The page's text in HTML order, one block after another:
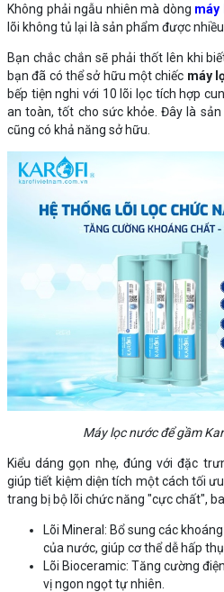
Không phải ngẫu nhiên mà dòng máy
lõi không tủ lại là sản phẩm được
Bạn chắc chắn sẽ phải thốt lên khi
bạn đã có thể sở hữu một chiếc máy
bếp tiện nghi với 10 lõi lọc tích hợp
an toàn, tốt cho sức khỏe. Đây là
cũng có khả năng sở hữu.
Máy lọc nước để gầm
Kiểu dáng gọn nhẹ, đúng với đặc
giúp tiết kiệm diện tích một cách tối
trang bị bộ lõi chức năng "cực chất",
Lõi Mineral: Bổ sung các
của nước, giúp cơ thể dễ hấp thụ
Lõi Bioceramic: Tăng cường
vị ngon ngọt tự nhiên.